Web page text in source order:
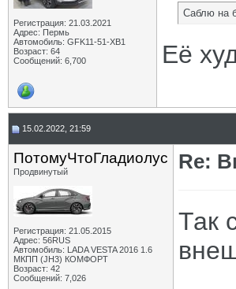
Регистрация: 21.03.2021
Адрес: Пермь
Автомобиль: GFK11-51-ХВ1
Возраст: 64
Сообщений: 6,700
Саблю на
Её
15.02.2022, 21:59
ПотомуЧтоГладиолус
Продвинутый
Регистрация: 21.05.2015
Адрес: 56RUS
Автомобиль: LADA VESTA 2016 1.6
МКПП (JH3) КОМФОРТ
Возраст: 42
Сообщений: 7,026
Re:
Так